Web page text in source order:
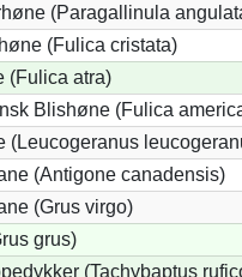
(Paragallinula
(Fulica cristata)
(Fulica atra)
Blishøne (Fulica
(Leucogeranus
(Antigone canadensis)
(Grus virgo)
grus)
(Tachybaptus